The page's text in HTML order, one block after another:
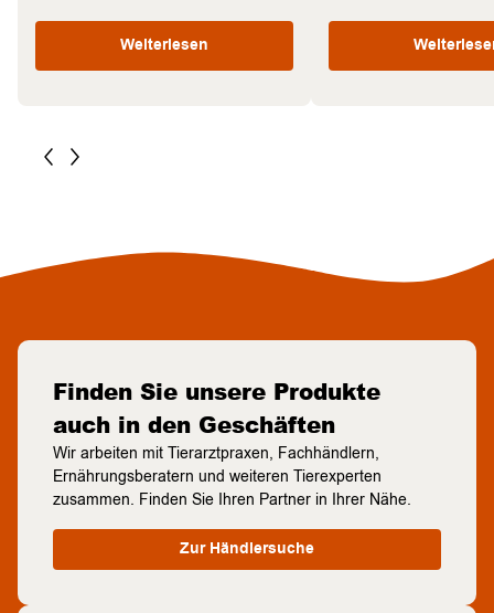
Weiterlesen
Finden Sie unsere Produkte
auch in den Geschäften
Wir arbeiten mit Tierarztpraxen, Fachhändlern,
Ernährungsberatern und weiteren Tierexperten
zusammen. Finden Sie Ihren Partner in Ihrer Nähe.
Zur Händlersuche